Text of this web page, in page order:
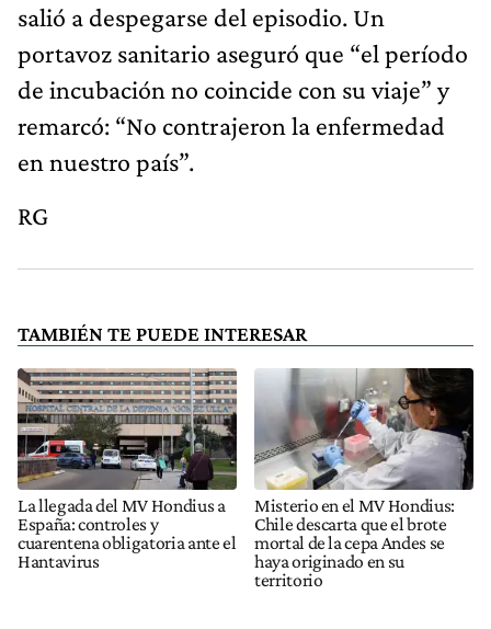
salió a despegarse del episodio. Un
portavoz sanitario aseguró que “el período
de incubación no coincide con su viaje” y
remarcó: “No contrajeron la enfermedad
en nuestro país”.
RG
TAMBIÉN TE PUEDE INTERESAR
La llegada del MV Hondius a
España: controles y
cuarentena obligatoria ante el
Hantavirus
Misterio en el MV Hondius:
Chile descarta que el brote
mortal de la cepa Andes se
haya originado en su
territorio